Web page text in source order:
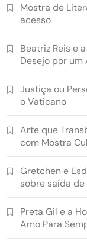
Mostra de
acesso
Beatriz Reis e
Desejo por
Justiça ou
o Vaticano
Arte que
com Mostra
Gretchen e
sobre saída
Preta Gil e a
Amo Para